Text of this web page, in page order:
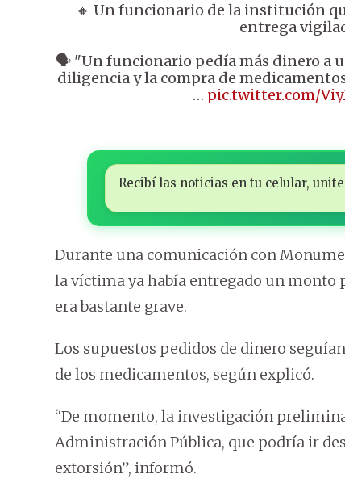
🔸 Un funcionario de la institución
entrega
🗣️ "Un funcionario pedía más dinero a
diligencia y la compra de
… pic.twitter.com/
Recibí las noticias en tu celular,
Durante una comunicación con
la víctima ya había entregado un monto
era bastante grave.
Los supuestos pedidos de dinero
de los medicamentos, según explicó.
“De momento, la investigación
Administración Pública, que podría ir
extorsión”, informó.